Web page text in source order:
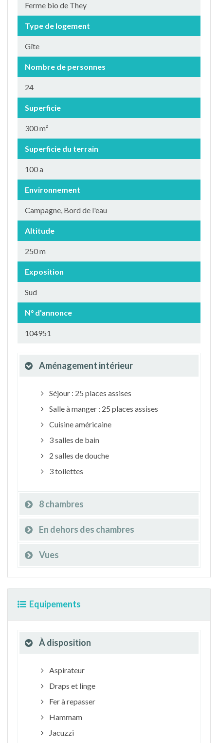
Ferme bio de They
Type de logement
Gîte
Nombre de personnes
24
Superficie
300 m²
Superficie du terrain
100 a
Environnement
Campagne, Bord de l'eau
Altitude
250 m
Exposition
Sud
N° d'annonce
104951
Aménagement intérieur
Séjour : 25 places assises
Salle à manger : 25 places assises
Cuisine américaine
3 salles de bain
2 salles de douche
3 toilettes
8 chambres
En dehors des chambres
Vues
Equipements
À disposition
Aspirateur
Draps et linge
Fer à repasser
Hammam
Jacuzzi